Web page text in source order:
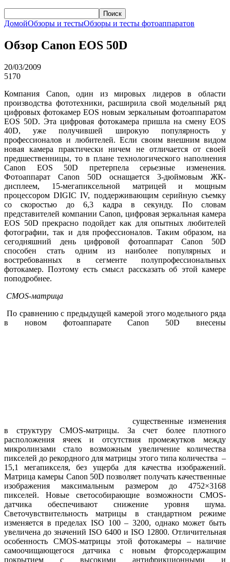
Поиск
ДомойОбзоры и тестыОбзоры и тесты фотоаппаратов
Обзор Canon EOS 50D
20/03/2009
5170
Компания Canon, один из мировых лидеров в области
производства фототехники, расширила свой модельный ряд
цифровых фотокамер EOS новым зеркальным фотоаппаратом
EOS 50D. Эта цифровая фотокамера пришла на смену EOS
40D, уже получившей широкую популярность у
профессионалов и любителей. Если своим внешним видом
новая камера практически ничем не отличается от своей
предшественницы, то в плане технологического наполнения
Canon EOS 50D претерпела серьезные изменения.
Фотоаппарат Canon 50D оснащается 3-дюймовым ЖК-
дисплеем, 15-мегапиксельной матрицей и мощным
процессором DIGIC IV, поддерживающим серийную съемку
со скоростью до 6,3 кадра в секунду. По словам
представителей компании Canon, цифровая зеркальная камера
EOS 50D прекрасно подойдет как для опытных любителей
фотографии, так и для профессионалов. Таким образом, на
сегодняшний день цифровой фотоаппарат Canon 50D
способен стать одним из наиболее популярных и
востребованных в сегменте полупрофессиональных
фотокамер. Поэтому есть смысл рассказать об этой камере
поподробнее.
CMOS-матрица
По сравнению с предыдущей камерой этого модельного ряда
в новом фотоаппарате Canon 50D внесены
существенные изменения
в структуру CMOS-матрицы. За счет более плотного
расположения ячеек и отсутствия промежутков между
микролинзами стало возможным увеличение количества
пикселей до рекордного для матрицы этого типа количества –
15,1 мегапикселя, без ущерба для качества изображений.
Матрица камеры Canon 50D позволяет получать качественные
изображения максимальным размером до 4752×3168
пикселей. Новые светособирающие возможности CMOS-
датчика обеспечивают снижение уровня шума.
Светочувствительность матрицы в стандартном режиме
изменяется в пределах ISO 100 – 3200, однако может быть
увеличена до значений ISO 6400 и ISO 12800. Отличительная
особенность CMOS-матрицы этой фотокамеры – наличие
самоочищающегося датчика с новым фторсодержащим
покрытием с высокими антифрикционными и